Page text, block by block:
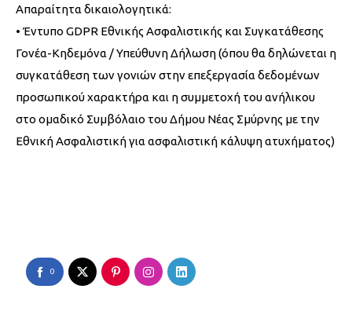
Απαραίτητα δικαιολογητικά:
• Έντυπο GDPR Εθνικής Ασφαλιστικής και Συγκατάθεσης
Γονέα-Κηδεμόνα / Υπεύθυνη Δήλωση (όπου θα δηλώνεται η
συγκατάθεση των γονιών στην επεξεργασία δεδομένων
προσωπικού χαρακτήρα και η συμμετοχή του ανήλικου
στο ομαδικό Συμβόλαιο του Δήμου Νέας Σμύρνης με την
Εθνική Ασφαλιστική για ασφαλιστική κάλυψη ατυχήματος)
0